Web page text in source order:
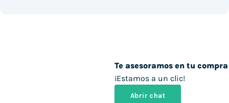
Te asesoramos en tu compra
¡Estamos a un clic!
Abrir chat